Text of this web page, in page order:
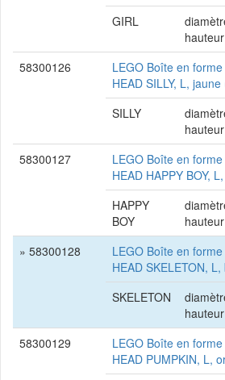
GIRL
58300126
LEGO Boîte en
HEAD SILLY, L,
SILLY
58300127
LEGO Boîte en
HEAD HAPPY BOY,
HAPPY
BOY
» 58300128
LEGO Boîte en
HEAD SKELETON,
SKELETON
58300129
LEGO Boîte en
HEAD PUMPKIN, L,